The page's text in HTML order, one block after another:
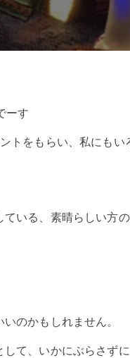
ーす
トをもらい、私にもい
いる、素晴らしい方
のかもしれません。
て、いかにぶらさず